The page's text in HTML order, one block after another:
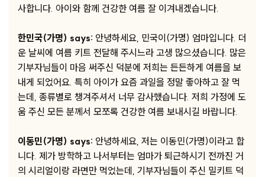
사합니다. 아이와 함께 건강한 여름 잘 이겨내겠습니다.
한민국(가명) says: 안녕하세요, 민국이(가명) 엄마입니다. 더
운 날씨에 여름 키트 전달해 주시느라 고생 많으셨습니다. 많은
기부자님들이 마음 써주신 덕분에 저희는 든든하게 여름을 보
내게 되었어요. 특히 아이가 요즘 과일을 정말 좋아하고 잘 먹
는데, 종류별로 챙겨주셔서 너무 감사했습니다. 저희 가정에 도
움 주신 모든 분께서 모쪼록 건강한 여름 보내시길 바랍니다.
이동민(가명) says: 안녕하세요, 저는 이동민(가명)이라고 합
니다. 제가 방학하고 나서부터는 엄마가 퇴근하시기 전까진 거
의 시리얼이랑 라면만 먹었는데, 기부자님들이 주신 밀키트 덕